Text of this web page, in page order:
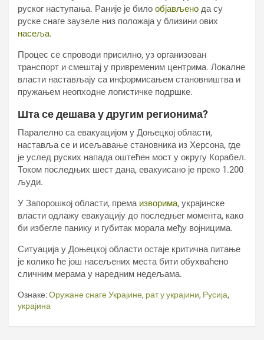
руског наступања. Раније је било објављено да су
руске снаге заузеле низ положаја у близини ових
насеља.
Процес се спроводи присилно, уз организован
транспорт и смештај у привременим центрима. Локалне
власти настављају са информисањем становништва и
пружањем неопходне логистичке подршке.
Шта се дешава у другим регионима?
Паралелно са евакуацијом у Доњецкој области,
наставља се и исељавање становника из Херсона, где
је услед руских напада оштећен мост у округу Корабел.
Током последњих шест дана, евакуисано је преко 1.200
људи.
У Запорошкој области, према изворима, украјинске
власти одлажу евакуацију до последњег момента, како
би избегле панику и губитак морала међу војницима.
Ситуација у Доњецкој области остаје критична питање
је колико ће још насељених места бити обухваћено
сличним мерама у наредним недељама.
Ознаке:Оружане снаге Украјине, рат у украјини, Русија,
украјина